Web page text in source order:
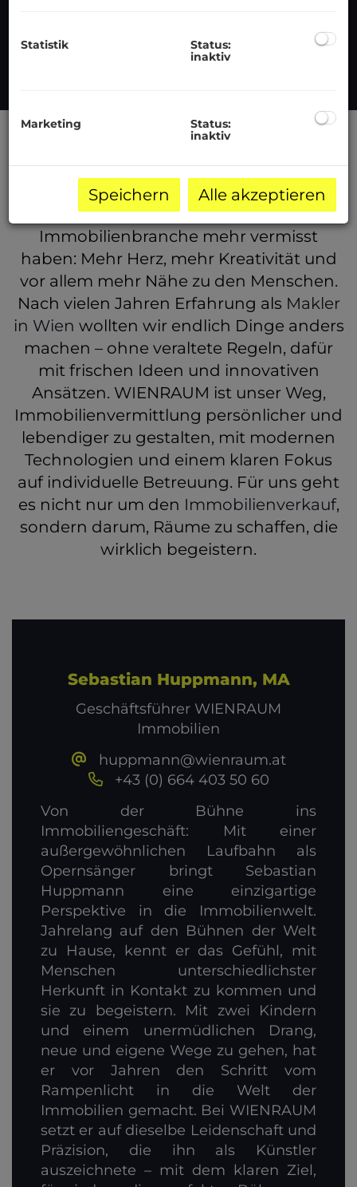
TEAM.
Wir, Sebastian Huppmann und Clemens
Lettmayer, haben WIENRAUM
gegründet, weil wir in der
Immobilienbranche mehr vermisst
haben: Mehr Herz, mehr Kreativität und
vor allem mehr Nähe zu den Menschen.
Nach vielen Jahren Erfahrung als Makler
in Wien wollten wir endlich Dinge anders
machen – ohne veraltete Regeln, dafür
mit frischen Ideen und innovativen
Ansätzen. WIENRAUM ist unser Weg,
Immobilienvermittlung persönlicher und
lebendiger zu gestalten, mit modernen
Technologien und einem klaren Fokus
auf individuelle Betreuung. Für uns geht
es nicht nur um den Immobilienverkauf,
sondern darum, Räume zu schaffen, die
wirklich begeistern.
Sebastian Huppmann, MA
Geschäftsführer WIENRAUM
Immobilien
huppmann@wienraum.at
+43 (0) 664 403 50 60
Von der Bühne ins
Immobiliengeschäft: Mit einer
außergewöhnlichen Laufbahn als
Opernsänger bringt Sebastian
Huppmann eine einzigartige
Perspektive in die Immobilienwelt.
Jahrelang auf den Bühnen der Welt
zu Hause, kennt er das Gefühl, mit
Menschen unterschiedlichster
Herkunft in Kontakt zu kommen und
sie zu begeistern. Mit zwei Kindern
und einem unermüdlichen Drang,
neue und eigene Wege zu gehen, hat
er vor Jahren den Schritt vom
Rampenlicht in die Welt der
Immobilien gemacht. Bei WIENRAUM
setzt er auf dieselbe Leidenschaft und
Präzision, die ihn als Künstler
auszeichnete – mit dem klaren Ziel,
Statistik
Status:
inaktiv
Marketing
Status:
inaktiv
Speichern Alle akzeptieren